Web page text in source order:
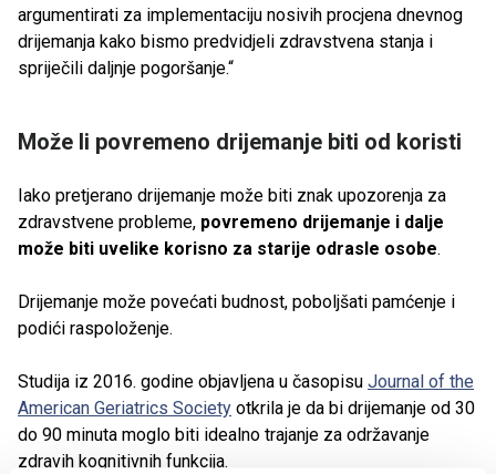
argumentirati za implementaciju nosivih procjena dnevnog
drijemanja kako bismo predvidjeli zdravstvena stanja i
spriječili daljnje pogoršanje.“
Može li povremeno drijemanje biti od koristi
Iako pretjerano drijemanje može biti znak upozorenja za
zdravstvene probleme, povremeno drijemanje i dalje
može biti uvelike korisno za starije odrasle osobe.
Drijemanje može povećati budnost, poboljšati pamćenje i
podići raspoloženje.
Studija iz 2016. godine objavljena u časopisu Journal of the
American Geriatrics Society otkrila je da bi drijemanje od 30
do 90 minuta moglo biti idealno trajanje za održavanje
zdravih kognitivnih funkcija.